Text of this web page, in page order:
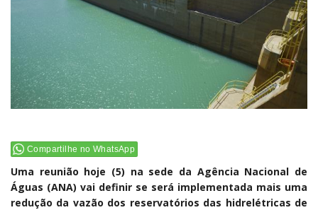
Compartilhe no WhatsApp
Uma reunião hoje (5) na sede da Agência Nacional de
Águas (ANA) vai definir se será implementada mais uma
redução da vazão dos reservatórios das hidrelétricas de